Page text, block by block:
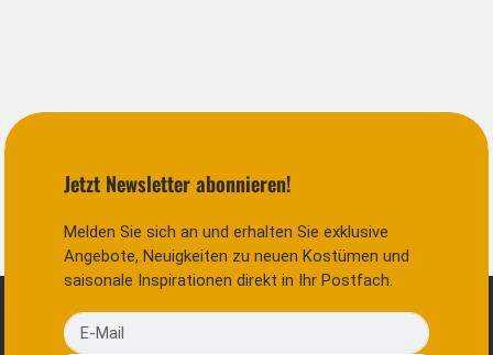
Jetzt Newsletter abonnieren!
Melden Sie sich an und erhalten Sie exklusive
Angebote, Neuigkeiten zu neuen Kostümen und
saisonale Inspirationen direkt in Ihr Postfach.
E-Mail